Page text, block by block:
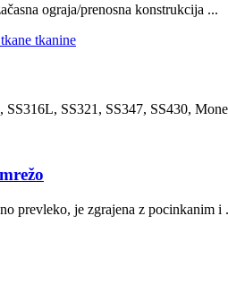
ograja/prenosna konstrukcija ...
SS321, SS347, SS430,
prevleko, je zgrajena z pocinkanim i